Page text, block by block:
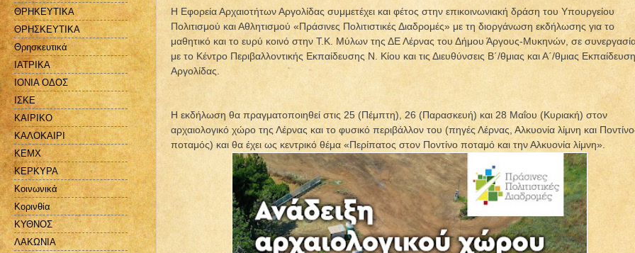
Η Εφορεία Αρχαιοτήτων Αργολίδας συμμετέχει και φέτος στην επικοινωνιακή δράση του Υπουργείου
Πολιτισμού και Αθλητισμού «Πράσινες Πολιτιστικές Διαδρομές» με τη διοργάνωση εκδήλωσης για το
μαθητικό και το ευρύ κοινό στην Τ.Κ. Μύλων της ΔΕ Λέρνας του Δήμου Άργους-Μυκηνών, σε
με το Κέντρο Περιβαλλοντικής Εκπαίδευσης Ν. Κίου και τις Διευθύνσεις Β΄/θμιας και Α΄/θμιας
Αργολίδας.
Η εκδήλωση θα πραγματοποιηθεί στις 25 (Πέμπτη), 26 (Παρασκευή) και 28 Μαΐου (Κυριακή) στον
αρχαιολογικό χώρο της Λέρνας και το φυσικό περιβάλλον του (πηγές Λέρνας, Αλκυονία λίμνη και
ποταμός) και θα έχει ως κεντρικό θέμα «Περίπατος στον Ποντίνο ποταμό και την Αλκυονία λίμνη».
ΘΡΗΚΕΥΤΙΚΑ
ΘΡΗΣΚΕΥΤΙΚΑ
Θρησκευτικά
ΙΑΤΡΙΚΑ
ΙΟΝΙΑ ΟΔΟΣ
ΙΣΚΕ
ΚΑΙΡΙΚΟ
ΚΑΛΟΚΑΙΡΙ
ΚΕΜΧ
ΚΕΡΚΥΡΑ
Κοινωνικά
Κορινθία
ΚΥΘΝΟΣ
ΛΑΚΩΝΙΑ